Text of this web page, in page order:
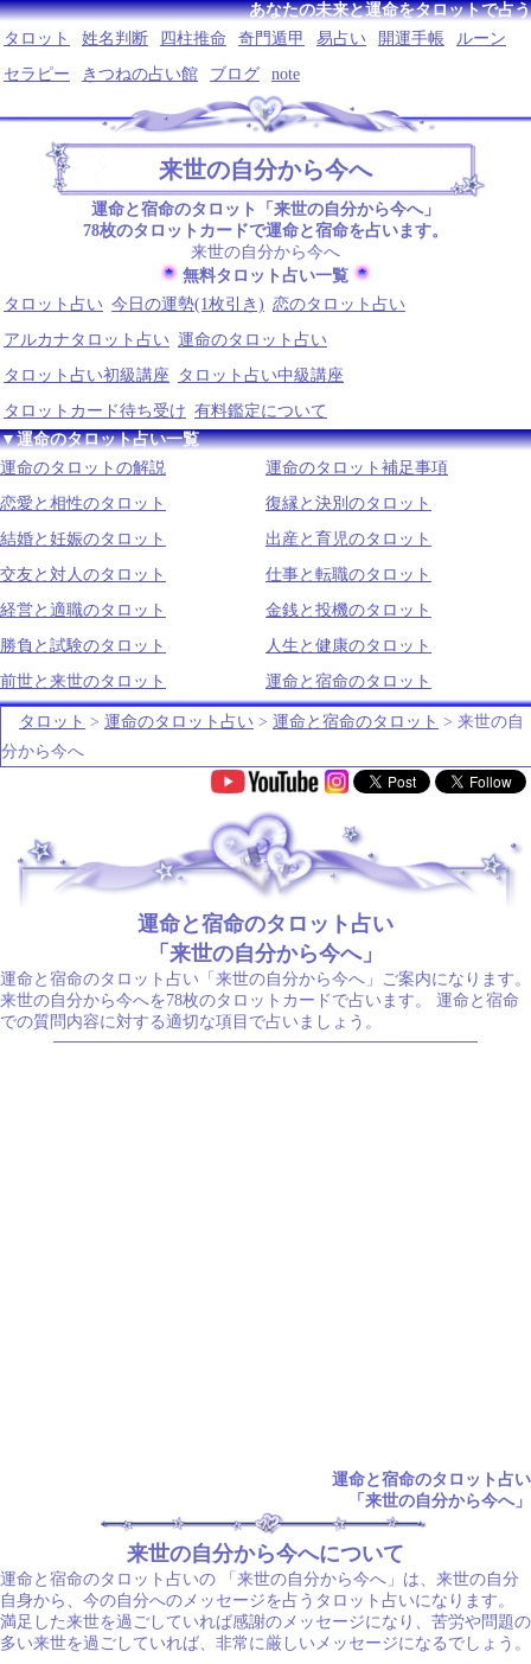
あなたの未来と運命をタロットで占う
タロット
姓名判断 四柱推命 奇門遁甲 易占い 開運手帳
ルーン
セラピー
きつねの占い館 ブログ note
来世の自分から今へ
運命と宿命のタロット「来世の自分から今へ」
78枚のタロットカードで運命と宿命を占います。
来世の自分から今へ
無料タロット占い一覧
タロット占い 今日の運勢(1枚引き) 恋のタロット占い
アルカナタロット占い 運命のタロット占い
タロット占い初級講座
タロット占い中級講座
タロットカード待ち受け 有料鑑定について
▼運命のタロット占い一覧
運命のタロットの解説
運命のタロット補足事項
恋愛と相性のタロット
復縁と決別のタロット
結婚と妊娠のタロット
出産と育児のタロット
交友と対人のタロット
仕事と転職のタロット
経営と適職のタロット
金銭と投機のタロット
勝負と試験のタロット
人生と健康のタロット
前世と来世のタロット
運命と宿命のタロット
タロット > 運命のタロット占い > 運命と宿命のタロット > 来世の自
分から今へ
.
運命と宿命のタロット占い
「来世の自分から今へ」
運命と宿命のタロット占い「来世の自分から今へ」ご案内になります。
来世の自分から今へを78枚のタロットカードで占います。 運命と宿命
での質問内容に対する適切な項目で占いましょう。
運命と宿命のタロット占い
「来世の自分から今へ」
来世の自分から今へについて
運命と宿命のタロット占いの 「来世の自分から今へ」は、来世の自分
自身から、今の自分へのメッセージを占うタロット占いになります。
満足した来世を過ごしていれば感謝のメッセージになり、苦労や問題の
多い来世を過ごしていれば、非常に厳しいメッセージになるでしょう。